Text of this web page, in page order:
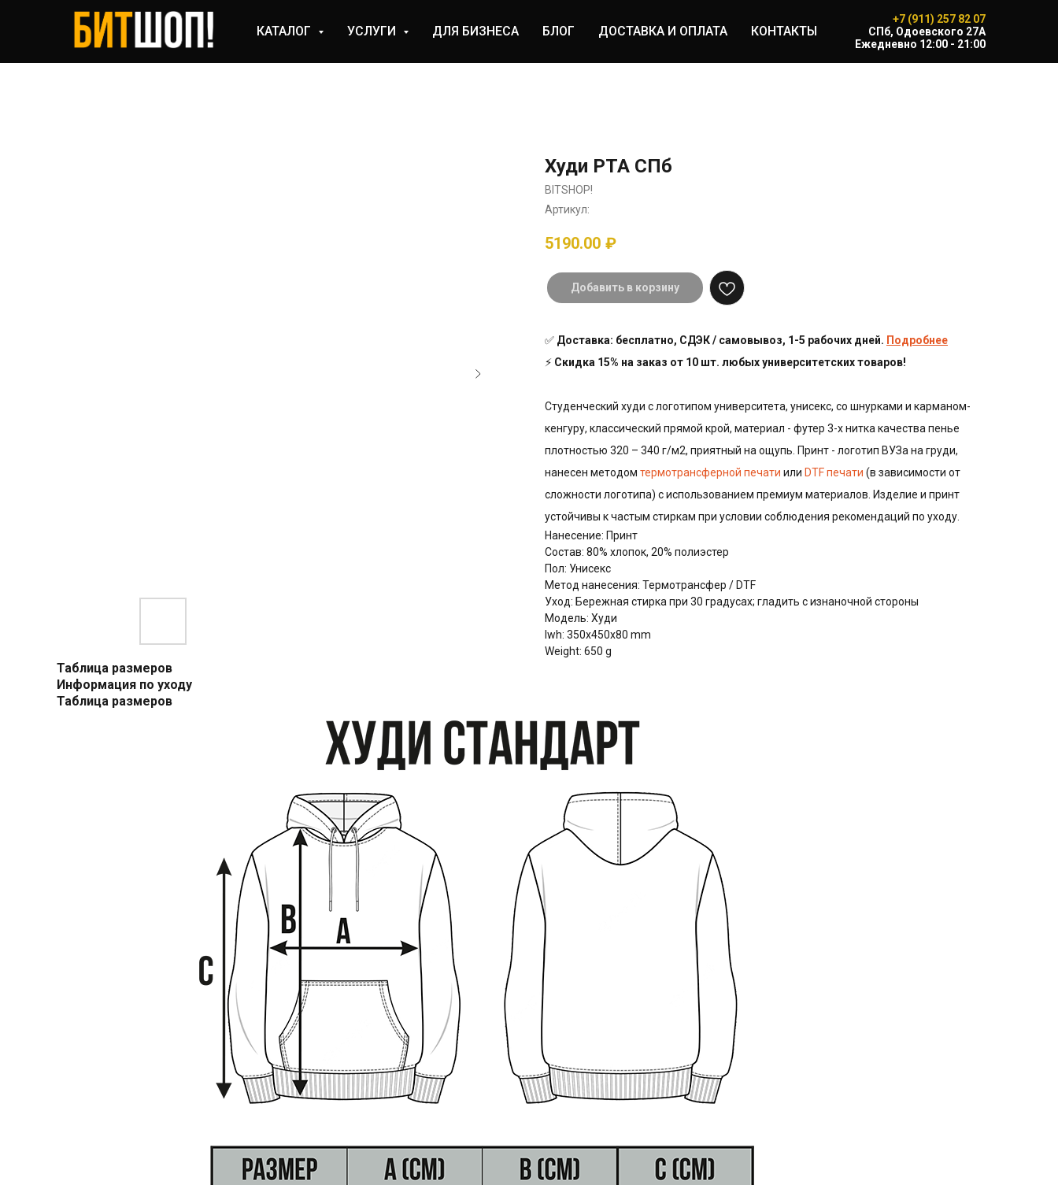
КАТАЛОГ УСЛУГИ ДЛЯ БИЗНЕСА БЛОГ ДОСТАВКА И ОПЛАТА КОНТАКТЫ
+7 (911) 257 82 07
CПб, Одоевского 27А
Ежедневно 12:00 - 21:00
Худи РТА СПб
BITSHOP!
Артикул:
5190.00 ₽
Добавить в корзину
✅ Доставка: бесплатно, СДЭК / самовывоз, 1-5 рабочих дней. Подробнее
⚡ Скидка 15% на заказ от 10 шт. любых университетских товаров!
Студенческий худи с логотипом университета, унисекс, со шнурками и карманом-
кенгуру, классический прямой крой, материал - футер 3-х нитка качества пенье
плотностью 320 – 340 г/м2, приятный на ощупь. Принт - логотип ВУЗа на груди,
нанесен методом термотрансферной печати или DTF печати (в зависимости от
сложности логотипа) с использованием премиум материалов. Изделие и принт
устойчивы к частым стиркам при условии соблюдения рекомендаций по уходу.
Нанесение: Принт
Состав: 80% хлопок, 20% полиэстер
Пол: Унисекс
Метод нанесения: Термотрансфер / DTF
Уход: Бережная стирка при 30 градусах; гладить с изнаночной стороны
Модель: Худи
lwh: 350x450x80 mm
Weight: 650 g
Таблица размеров
Информация по уходу
Таблица размеров